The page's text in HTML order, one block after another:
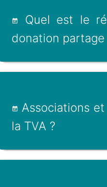
Quel est le
donation partage
Associations
la TVA ?